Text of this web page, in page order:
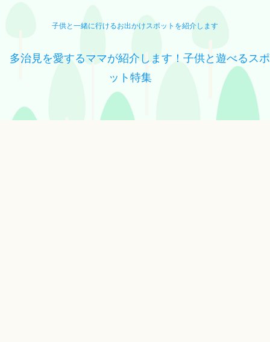
子供と一緒に行けるお出かけスポットを紹介します
多治見を愛するママが紹介します！子供と遊べるスポ
ット特集